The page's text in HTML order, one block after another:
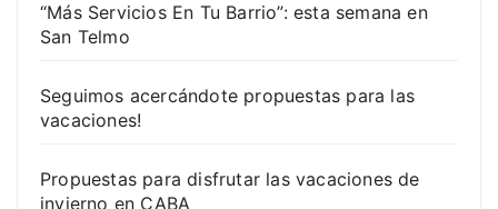
“Más Servicios En Tu Barrio”: esta semana en
San Telmo
Seguimos acercándote propuestas para las
vacaciones!
Propuestas para disfrutar las vacaciones de
invierno en CABA